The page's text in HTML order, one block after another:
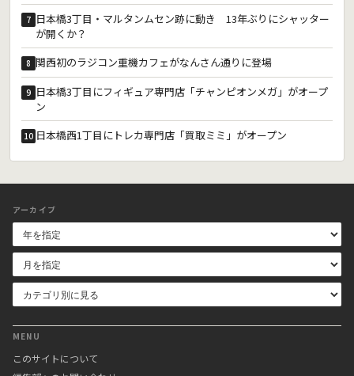
7 日本橋3丁目・マルタンムセン跡に動き 13年ぶりにシャッター
が開くか？
8 関西初のラジコン重機カフェがなんさん通りに登場
9 日本橋3丁目にフィギュア専門店「チャンピオンメガ」がオープ
ン
10 日本橋西1丁目にトレカ専門店「買取ミミ」がオープン
アーカイブ
MENU
このサイトについて